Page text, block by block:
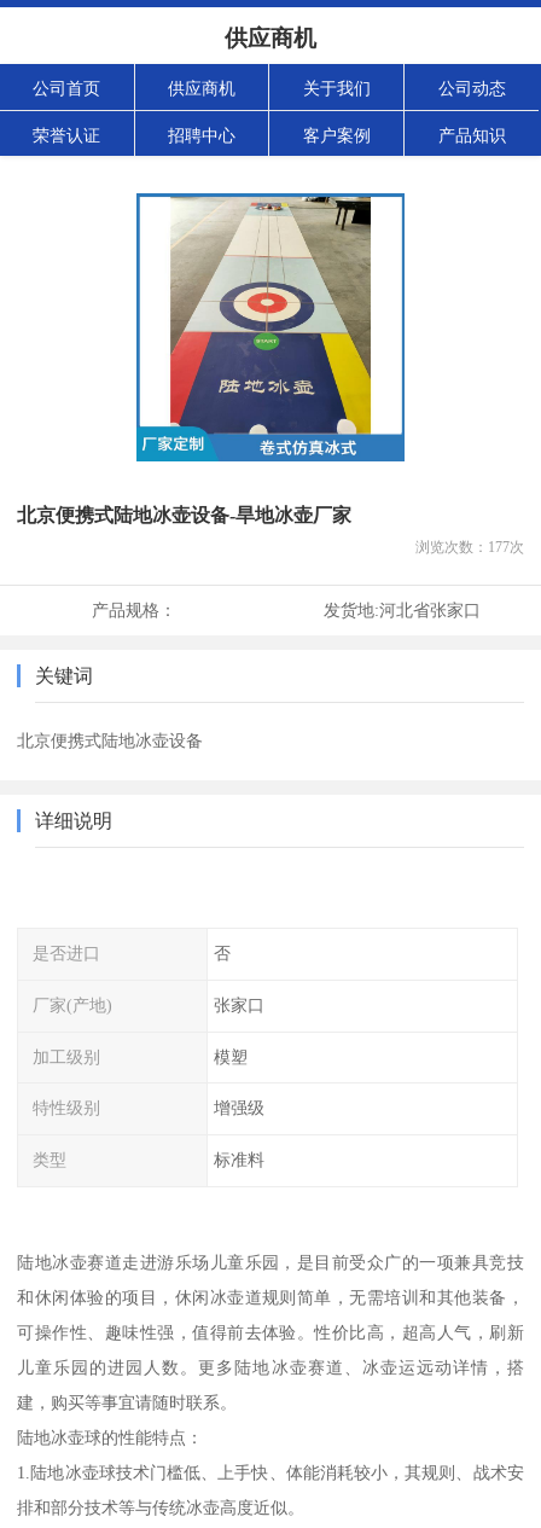
供应商机
公司首页 供应商机 关于我们 公司动态
荣誉认证 招聘中心 客户案例 产品知识
北京便携式陆地冰壶设备-旱地冰壶厂家
浏览次数： 177次
产品规格： 发货地:河北省张家口
关键词
北京便携式陆地冰壶设备
详细说明
是否进口 否
厂家(产地) 张家口
加工级别 模塑
特性级别 增强级
类型 标准料
陆地冰壶赛道走进游乐场儿童乐园，是目前受众广的一项兼具竞技
和休闲体验的项目，休闲冰壶道规则简单，无需培训和其他装备，
可操作性、趣味性强，值得前去体验。性价比高，超高人气，刷新
儿童乐园的进园人数。更多陆地冰壶赛道、冰壶运远动详情，搭
建，购买等事宜请随时联系。
陆地冰壶球的性能特点：
1.陆地冰壶球技术门槛低、上手快、体能消耗较小，其规则、战术安
排和部分技术等与传统冰壶高度近似。